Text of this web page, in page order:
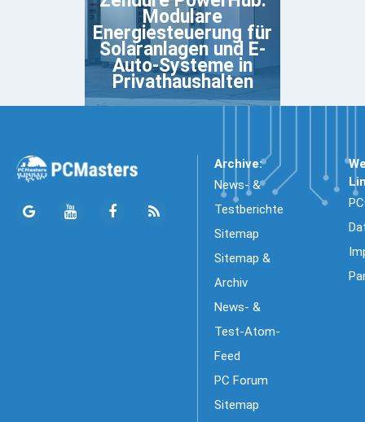
Modulare
Energiesteuerung für
Solaranlagen und E-
Auto-Systeme in
Privathaushalten
Archive:
News- &
Testberichte
Sitemap
Sitemap &
Archiv
News- &
Test-Atom-
Feed
PC Forum
Sitemap